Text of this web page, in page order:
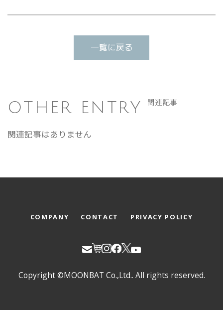
一覧に戻る
OTHER ENTRY 関連記事
関連記事はありません
COMPANY CONTACT PRIVACY POLICY
Copyright ©MOONBAT Co.,Ltd.. All rights reserved.